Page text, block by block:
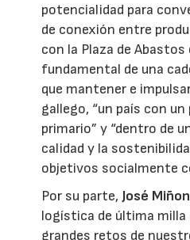
potencialidad para
de conexión entre
con la Plaza de
fundamental de una
que mantener e
gallego, “un país con
primario” y “dentro de
calidad y la
objetivos socialmente
Por su parte, José
logística de última milla
grandes retos de